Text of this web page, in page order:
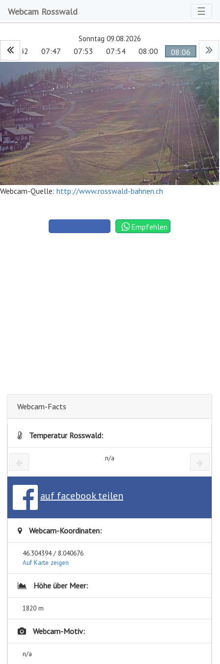
Webcam Rosswald ☰
Sonntag 09.08.2026
07:42 07:47 07:53 07:54 08:00 08:06
Webcam-Quelle: http://www.rosswald-bahnen.ch
Empfehlen
Webcam-Facts
Temperatur Rosswald:
n/a
auf facebook teilen
Webcam-Koordinaten:
46.304394 / 8.040676
Auf Karte zeigen
Höhe über Meer:
1820 m
Webcam-Motiv:
n/a